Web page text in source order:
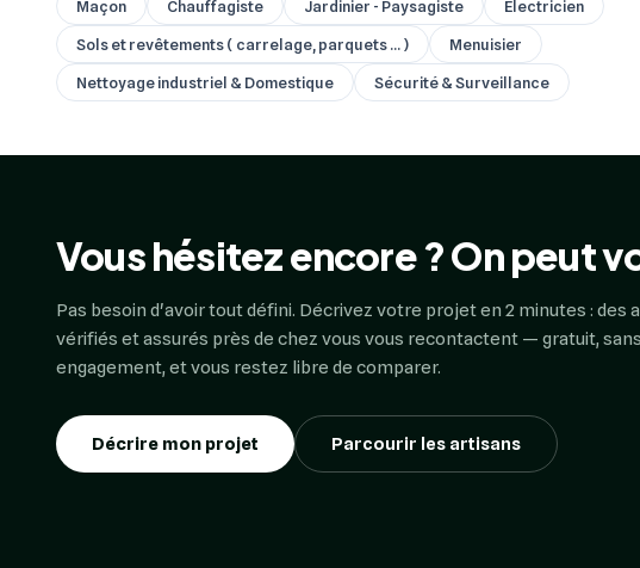
Maçon Chauffagiste Jardinier - Paysagiste
Électricien
Sols et revêtements ( carrelage, parquets ... )
Menuisier
Nettoyage industriel & Domestique
Sécurité & Surveillance
Vous hésitez encore ? On peut
Pas besoin d'avoir tout défini. Décrivez votre projet en 2 minutes : des
vérifiés et assurés près de chez vous vous recontactent — gratuit, sans
engagement, et vous restez libre de comparer.
Décrire mon projet Parcourir les artisans